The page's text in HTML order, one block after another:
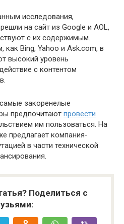
исследования,
на сайт из Google и AOL,
с их содержимым.
как Bing, Yahoo и Ask.com, в
высокий уровень
с контентом
закоренелые
предпочитают провести
им пользоваться. На
предлагает компания-
в части технической
Поделиться с